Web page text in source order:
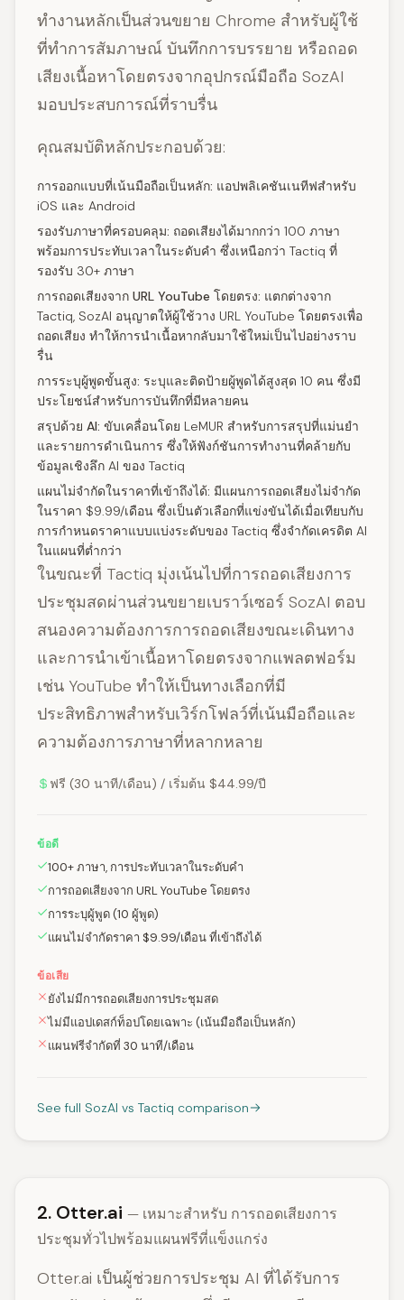
ทำงานหลักเป็นส่วนขยาย Chrome สำหรับผู้ใช้
ที่ทำการสัมภาษณ์ บันทึกการบรรยาย หรือถอด
เสียงเนื้อหาโดยตรงจากอุปกรณ์มือถือ SozAI
มอบประสบการณ์ที่ราบรื่น
คุณสมบัติหลักประกอบด้วย:
การออกแบบที่เน้นมือถือเป็นหลัก: แอปพลิเคชันเนทีฟสำหรับ
iOS และ Android
รองรับภาษาที่ครอบคลุม: ถอดเสียงได้มากกว่า 100 ภาษา
พร้อมการประทับเวลาในระดับคำ ซึ่งเหนือกว่า Tactiq ที่
รองรับ 30+ ภาษา
การถอดเสียงจาก URL YouTube โดยตรง: แตกต่างจาก
Tactiq, SozAI อนุญาตให้ผู้ใช้วาง URL YouTube โดยตรงเพื่อ
ถอดเสียง ทำให้การนำเนื้อหากลับมาใช้ใหม่เป็นไปอย่างราบ
รื่น
การระบุผู้พูดขั้นสูง: ระบุและติดป้ายผู้พูดได้สูงสุด 10 คน ซึ่งมี
ประโยชน์สำหรับการบันทึกที่มีหลายคน
สรุปด้วย AI: ขับเคลื่อนโดย LeMUR สำหรับการสรุปที่แม่นยำ
และรายการดำเนินการ ซึ่งให้ฟังก์ชันการทำงานที่คล้ายกับ
ข้อมูลเชิงลึก AI ของ Tactiq
แผนไม่จำกัดในราคาที่เข้าถึงได้: มีแผนการถอดเสียงไม่จำกัด
ในราคา $9.99/เดือน ซึ่งเป็นตัวเลือกที่แข่งขันได้เมื่อเทียบกับ
การกำหนดราคาแบบแบ่งระดับของ Tactiq ซึ่งจำกัดเครดิต AI
ในแผนที่ต่ำกว่า
ในขณะที่ Tactiq มุ่งเน้นไปที่การถอดเสียงการ
ประชุมสดผ่านส่วนขยายเบราว์เซอร์ SozAI ตอบ
สนองความต้องการการถอดเสียงขณะเดินทาง
และการนำเข้าเนื้อหาโดยตรงจากแพลตฟอร์ม
เช่น YouTube ทำให้เป็นทางเลือกที่มี
ประสิทธิภาพสำหรับเวิร์กโฟลว์ที่เน้นมือถือและ
ความต้องการภาษาที่หลากหลาย
ฟรี (30 นาที/เดือน) / เริ่มต้น $44.99/ปี
ข้อดี
100+ ภาษา, การประทับเวลาในระดับคำ
การถอดเสียงจาก URL YouTube โดยตรง
การระบุผู้พูด (10 ผู้พูด)
แผนไม่จำกัดราคา $9.99/เดือน ที่เข้าถึงได้
ข้อเสีย
ยังไม่มีการถอดเสียงการประชุมสด
ไม่มีแอปเดสก์ท็อปโดยเฉพาะ (เน้นมือถือเป็นหลัก)
แผนฟรีจำกัดที่ 30 นาที/เดือน
See full SozAI vs Tactiq comparison
2. Otter.ai — เหมาะสำหรับ การถอดเสียงการ
ประชุมทั่วไปพร้อมแผนฟรีที่แข็งแกร่ง
Otter.ai เป็นผู้ช่วยการประชุม AI ที่ได้รับการ